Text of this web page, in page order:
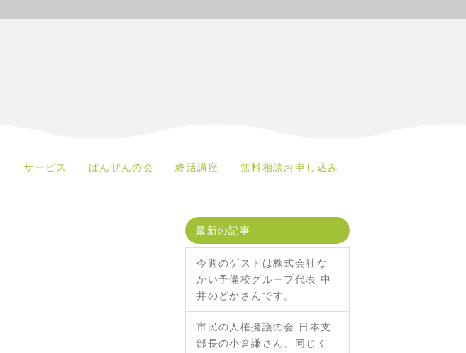
サービス ばんぜんの会 終活講座 無料相談お申し込み
最新の記事
今週のゲストは株式会社な
かい予備校グループ代表 中
井のどかさんです。
市民の人権擁護の会 日本支
部長の小倉謙さん、同じく